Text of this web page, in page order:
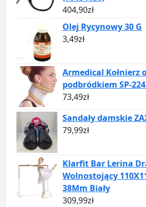
404,90zł
Olej Rycynowy 30 G
3,49zł
Armedical Kołnierz
podbródkiem SP-
73,49zł
Sandały damskie
79,99zł
Klarfit Bar Lerina
Wolnostojący
38Mm Biały
309,99zł